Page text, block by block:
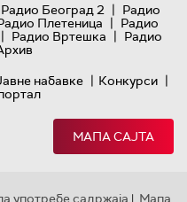
Радио Београд 2 | Радио
Плетеница | Радио
| Радио Вртешка | Радио
набавке | Конкурси |
МАПА САЈТА